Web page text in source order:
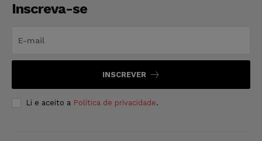
Inscreva-se
INSCREVER
Li e aceito a Política de privacidade.